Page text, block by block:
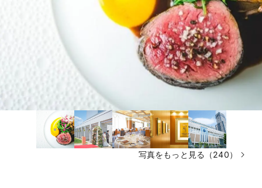
写真をもっと見る（240）